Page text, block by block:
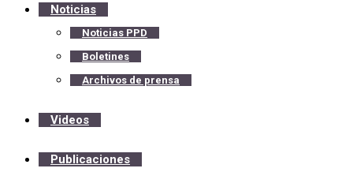
Noticias
Noticias PPD
Boletines
Archivos de prensa
Videos
Publicaciones